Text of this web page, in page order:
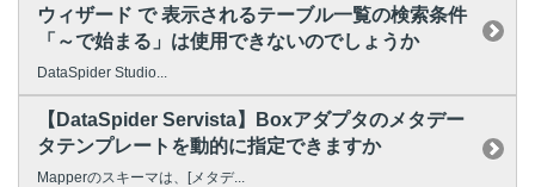
ウィザード で 表示されるテーブル一覧の検索条件
「～で始まる」は使用できないのでしょうか
DataSpider Studio...
【DataSpider Servista】Boxアダプタのメタデー
タテンプレートを動的に指定できますか
Mapperのスキーマは、[メタデ...